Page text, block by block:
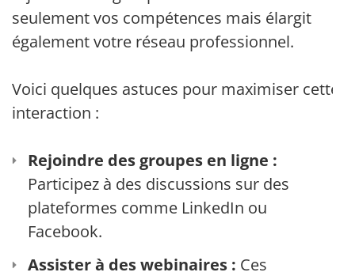
seulement vos compétences mais élargit
également votre réseau professionnel.
Voici quelques astuces pour maximiser cette
interaction :
Rejoindre des groupes en ligne :
Participez à des discussions sur des
plateformes comme LinkedIn ou
Facebook.
Assister à des webinaires : Ces